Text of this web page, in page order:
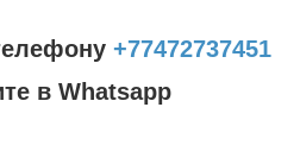
+77472737451
в Whatsapp